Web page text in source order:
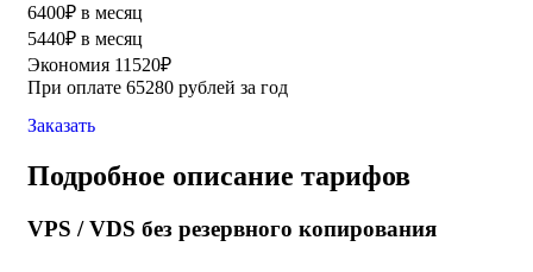
6400₽ в месяц
5440₽ в месяц
Экономия 11520₽
При оплате 65280 рублей за год
Заказать
Подробное описание тарифов
VPS / VDS без резервного копирования